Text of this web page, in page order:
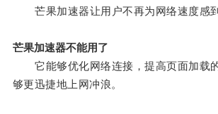
芒果加速器让用户不再为网络速度感到
芒果加速器不能用了
它能够优化网络连接，提高页面加载
够更迅捷地上网冲浪。